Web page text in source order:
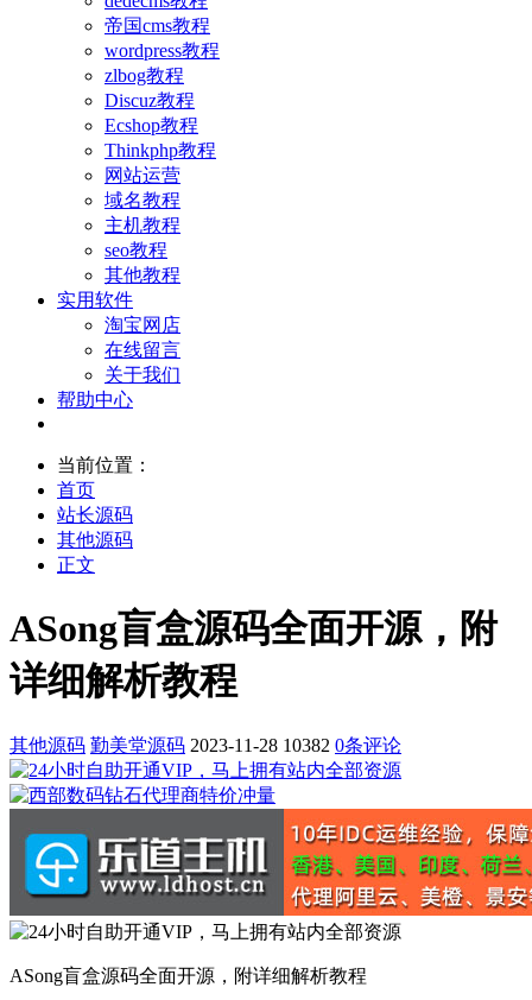
帝国cms教程
wordpress教程
zlbog教程
Discuz教程
Ecshop教程
Thinkphp教程
网站运营
域名教程
主机教程
seo教程
其他教程
实用软件
淘宝网店
在线留言
关于我们
帮助中心
当前位置：
首页
站长源码
其他源码
正文
ASong盲盒源码全面开源，附
详细解析教程
其他源码 勤美堂源码 2023-11-28 10382 0条评论
ASong盲盒源码全面开源，附详细解析教程